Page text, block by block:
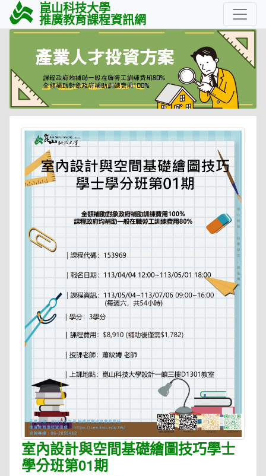
崑山科技大學
推廣教育課程資訊網
室內設計與空間基礎繪圖技巧學士
學分班第01期